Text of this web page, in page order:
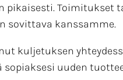
Toimitukset
sovittava kanssamme.
kuljetuksen
sopiaksesi uuden